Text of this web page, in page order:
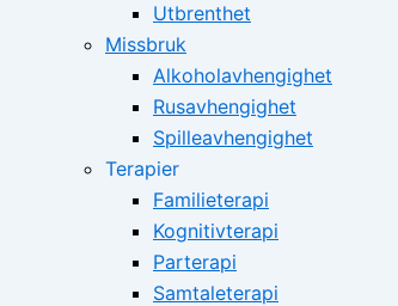
Utbrenthet
Missbruk
Alkoholavhengighet
Rusavhengighet
Spilleavhengighet
Terapier
Familieterapi
Kognitivterapi
Parterapi
Samtaleterapi